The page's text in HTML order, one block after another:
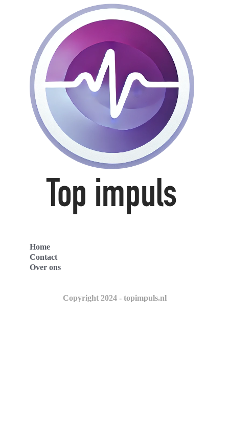
Home
Contact
Over ons
Copyright 2024 - topimpuls.nl